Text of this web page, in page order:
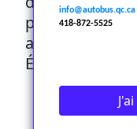
principal le
activités à la
État-Unis
info@autobus.qc.ca
418-872-5525